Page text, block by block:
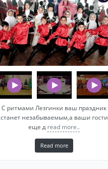
С ритмами Лезгинки ваш праздник
станет незабываемым,а ваши гости
еще д read more..
Read more